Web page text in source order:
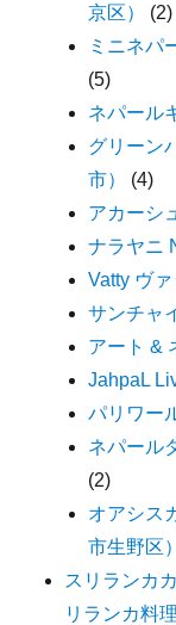
京区）
(2)
ミニネパ
(5)
ネパール
グリーン
市）
(4)
アカーシ
ナラヤニ
Vatty ヴ
サンチャ
アート &
JahpaL
パリワー
ネパール
(2)
オアシス
市生野区）
スリランカ
リランカ料理